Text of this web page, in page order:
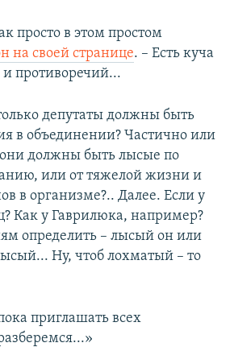
просто в этом простом
на своей странице. – Есть куча
противоречий...
депутаты должны быть
в объединении? Частично или
должны быть лысые по
или от тяжелой жизни и
в организме?.. Далее. Если у
Как у Гаврилюка, например?
определить – лысый он или
Ну, чтоб лохматый – то
приглашать всех